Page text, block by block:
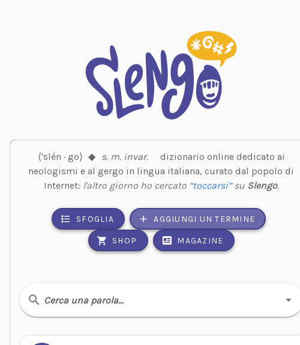
⟨'slén · go⟩ ◆ s. m. invar.
dizionario online dedicato ai
neologismi e al gergo in lingua italiana, curato dal popolo di
Internet: l'altro giorno ho cercato “toccarsi”su Slengo.
SFOGLIA AGGIUNGI UN TERMINE
SHOP MAGAZINE
Cerca una parola…